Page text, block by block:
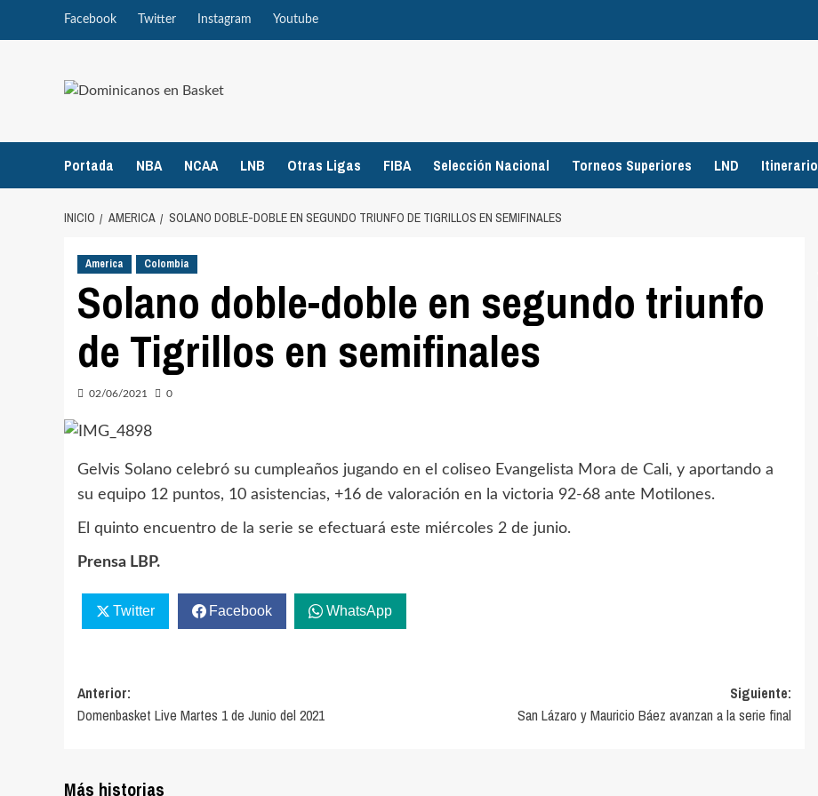
Facebook Twitter Instagram Youtube
Portada NBA NCAA LNB Otras Ligas FIBA Selección Nacional Torneos Superiores LND Itinerario
INICIO AMERICA SOLANO DOBLE-DOBLE EN SEGUNDO TRIUNFO DE TIGRILLOS EN SEMIFINALES
America Colombia
Solano doble-doble en segundo triunfo
de Tigrillos en semifinales
02/06/2021 0
Gelvis Solano celebró su cumpleaños jugando en el coliseo Evangelista Mora de Cali, y aportando a
su equipo 12 puntos, 10 asistencias, +16 de valoración en la victoria 92-68 ante Motilones.
El quinto encuentro de la serie se efectuará este miércoles 2 de junio.
Prensa LBP.
Twitter Facebook WhatsApp
Navegación
de
Anterior:
Domenbasket Live Martes 1 de Junio del 2021
Siguiente:
San Lázaro y Mauricio Báez avanzan a la serie final
Más historias